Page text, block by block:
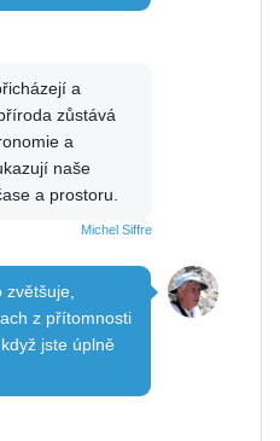
a
zůstává
a
naše
a prostoru.
Michel Siffre
zvětšuje,
z přítomnosti
jste úplně